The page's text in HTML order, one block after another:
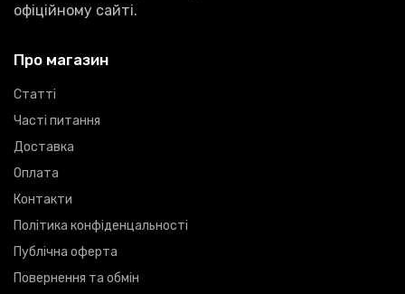
офіційному сайті.
Про магазин
Статті
Часті питання
Доставка
Оплата
Контакти
Політика конфіденцальності
Публічна оферта
Повернення та обмін